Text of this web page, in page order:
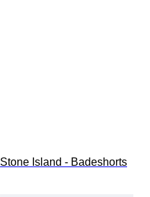
Stone Island - Badeshorts